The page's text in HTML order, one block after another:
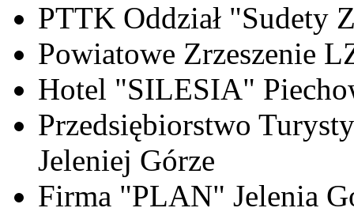
PTTK Oddział "Sudety
Powiatowe Zrzeszenie
Hotel "SILESIA"
Przedsiębiorstwo
Jeleniej Górze
Firma "PLAN" Jelenia